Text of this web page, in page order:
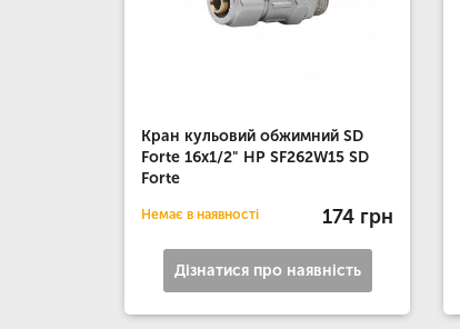
Кран кульовий обжимний SD
Forte 16х1/2" НР SF262W15 SD
Forte
Немає в наявності 174 грн
Дізнатися про наявність